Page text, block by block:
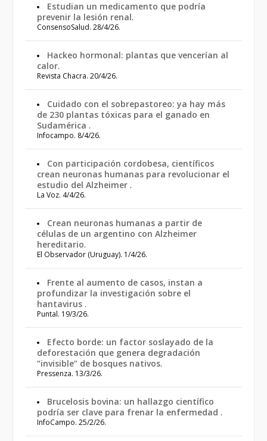
Estudian un medicamento que podría
prevenir la lesión renal.
ConsensoSalud. 28/4/26.
Hackeo hormonal: plantas que vencerían al
calor.
Revista Chacra. 20/4/26.
Cuidado con el sobrepastoreo: ya hay más
de 230 plantas tóxicas para el ganado en
Sudamérica .
Infocampo. 8/4/26.
Con participación cordobesa, científicos
crean neuronas humanas para revolucionar el
estudio del Alzheimer .
La Voz. 4/4/26.
Crean neuronas humanas a partir de
células de un argentino con Alzheimer
hereditario.
El Observador (Uruguay). 1/4/26.
Frente al aumento de casos, instan a
profundizar la investigación sobre el
hantavirus .
Puntal. 19/3/26.
Efecto borde: un factor soslayado de la
deforestación que genera degradación
“invisible” de bosques nativos.
Pressenza. 13/3/26.
Brucelosis bovina: un hallazgo científico
podría ser clave para frenar la enfermedad .
InfoCampo. 25/2/26.